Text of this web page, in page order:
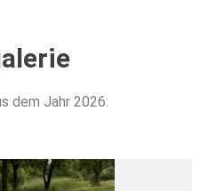
dem Jahr 2026: